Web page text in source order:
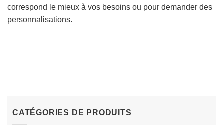
correspond le mieux à vos besoins ou pour demander des
personnalisations.
CATÉGORIES DE PRODUITS